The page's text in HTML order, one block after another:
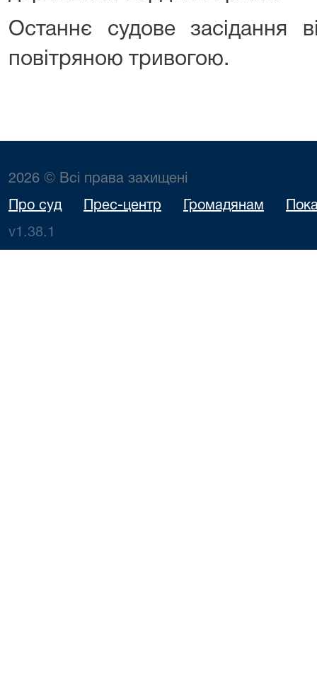
Останнє судове засідання
повітряною тривогою.
2026 © Всі права захищені
Про суд Прес-центр Громадянам
v1.38.1